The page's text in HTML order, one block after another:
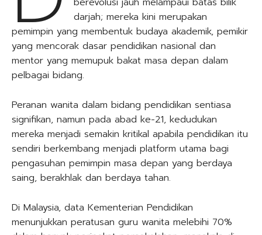
darjah; mereka kini merupakan
pemimpin yang membentuk budaya akademik, pemikir
yang mencorak dasar pendidikan nasional dan
mentor yang memupuk bakat masa depan dalam
pelbagai bidang.
Peranan wanita dalam bidang pendidikan sentiasa
signifikan, namun pada abad ke-21, kedudukan
mereka menjadi semakin kritikal apabila pendidikan itu
sendiri berkembang menjadi platform utama bagi
pengasuhan pemimpin masa depan yang berdaya
saing, berakhlak dan berdaya tahan.
Di Malaysia, data Kementerian Pendidikan
menunjukkan peratusan guru wanita melebihi 70%